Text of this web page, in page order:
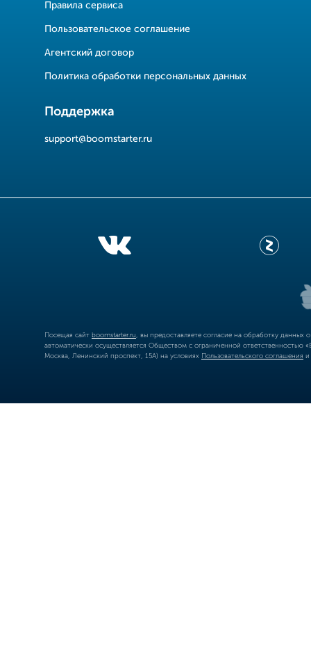
Правила сервиса
Пользовательское соглашение
Агентский договор
Политика обработки персональных данных
Поддержка
support@boomstarter.ru
Посещая сайт boomstarter.ru , вы предоставляете согласие на обработку
автоматически осуществляется Обществом с ограниченной
Москва, Ленинский проспект, 15А) на условиях Пользовательского соглашения и